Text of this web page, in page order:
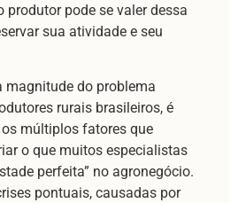
produtor pode se valer dessa
sua atividade e seu
magnitude do problema
rurais brasileiros, é
múltiplos fatores que
o que muitos especialistas
perfeita” no agronegócio.
pontuais, causadas por